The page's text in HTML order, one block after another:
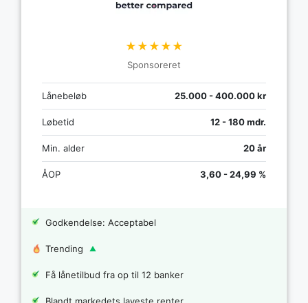
★★★★★
Sponsoreret
Lånebeløb 25.000 - 400.000 kr
Løbetid 12 - 180 mdr.
Min. alder 20 år
ÅOP 3,60 - 24,99 %
Godkendelse: Acceptabel
Trending
Få lånetilbud fra op til 12 banker